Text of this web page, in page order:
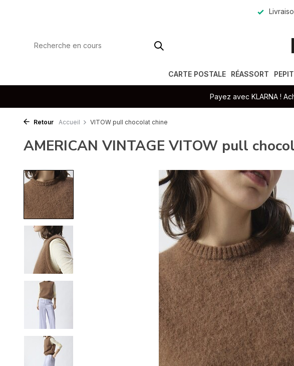
CARTE POSTALE RÉASSORT
Payez avec KLARNA !
Retour Accueil VITOW pull chocolat chine
AMERICAN VINTAGE VITOW pull